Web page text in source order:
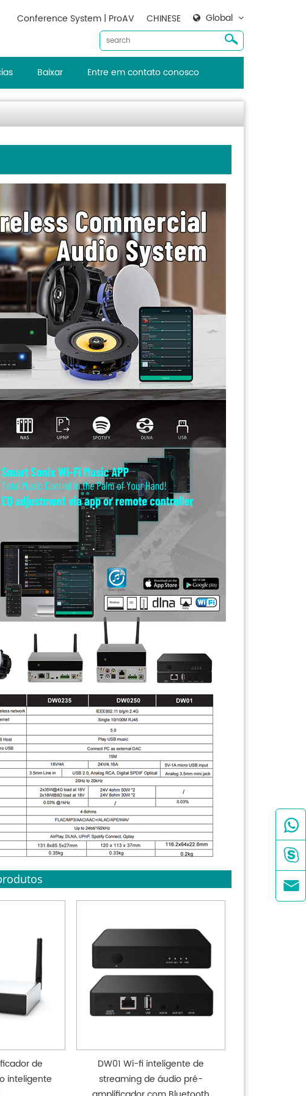
Global
CHINESE
Conference System | ProAV
Baixar Entre em contato conosco
de
inteligente
DW01 Wi-fi inteligente de
streaming de áudio pré-


